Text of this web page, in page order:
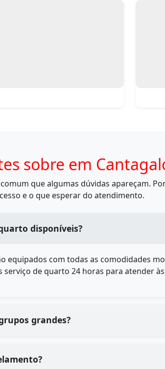
sobre em
que algumas dúvidas apareçam.
e o que esperar do atendimento.
disponíveis?
equipados com todas as comodidades
de quarto 24 horas para atender
grandes?